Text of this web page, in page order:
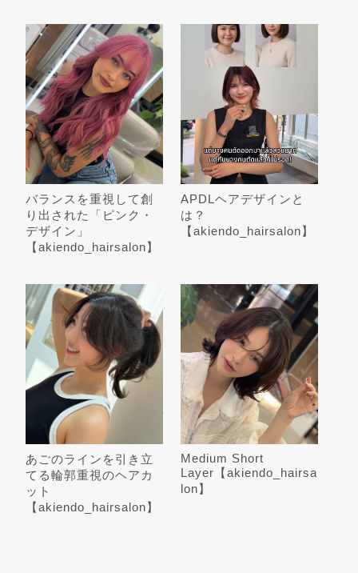
バランスを重視して創
り出された「ピンク・
デザイン」
【akiendo_hairsalon】
APDLヘアデザインと
は？
【akiendo_hairsalon】
あごのラインを引き立
てる輪郭重視のヘアカ
ット
【akiendo_hairsalon】
Medium Short
Layer【akiendo_hairsa
lon】